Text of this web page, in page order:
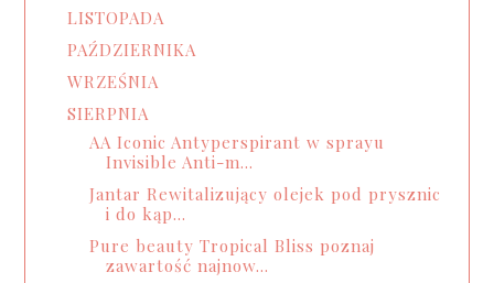
LISTOPADA
PAŹDZIERNIKA
WRZEŚNIA
SIERPNIA
AA Iconic Antyperspirant w sprayu
Invisible Anti-m...
Jantar Rewitalizujący olejek pod prysznic
i do kąp...
Pure beauty Tropical Bliss poznaj
zawartość najnow...